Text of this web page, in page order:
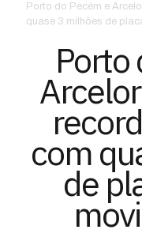
Porto do Pecém e
quase 3 milhões de
Porto
com
de